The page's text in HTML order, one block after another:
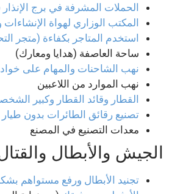
الحملات المشرفة في برج الإنذار
المكتب الوزاري لهواة
استخدم المتاجر بكفاءة (متجر
ساحة العاصفة (هدايا ومعارك)
نهب الشاحنات والمهام على
نهب الموارد من اللاعبين
القطار وقائد القطار وكبير
تصنيع رقائق الطائرات بدون طيار
معدات التصنيع في المصنع
الجيش والأبطال
تجنيد الأبطال ورفع مستواهم